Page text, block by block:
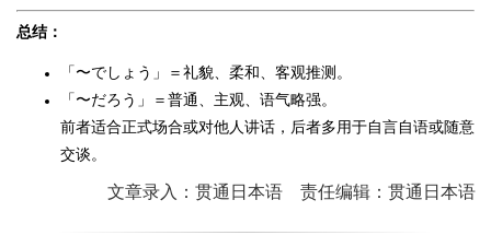
总结：
「〜でしょう」＝礼貌、柔和、客观推测。
「〜だろう」＝普通、主观、语气略强。
前者适合正式场合或对他人讲话，后者多用于自言自语或随意
交谈。
文章录入：贯通日本语 责任编辑：贯通日本语